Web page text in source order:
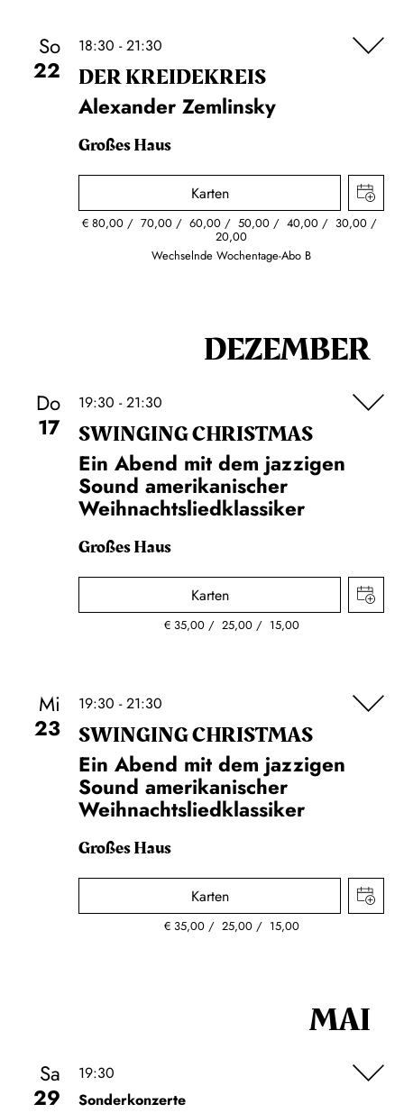
So
22
18:30 - 21:30
DER KREIDE­KREIS
Alexander Zemlinsky
Großes Haus
Karten
€80,00 70,00 60,00 50,00 40,00 30,00
20,00
Wechselnde Wochentage-Abo B
DEZEMBER
Do
17
19:30 - 21:30
SWINGING CHRIST­MAS
Ein Abend mit dem jazzigen
Sound amerikanischer
Weihnachtsliedklassiker
Großes Haus
Karten
€ 35,00 25,00 15,00
Mi
23
19:30 - 21:30
SWINGING CHRIST­MAS
Ein Abend mit dem jazzigen
Sound amerikanischer
Weihnachtsliedklassiker
Großes Haus
Karten
€ 35,00 25,00 15,00
MAI
Sa
29
19:30
Sonderkonzerte